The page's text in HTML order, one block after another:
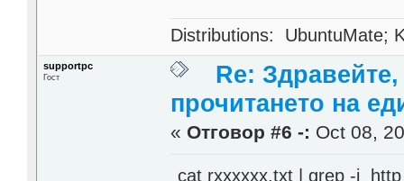
Distributions: UbuntuMate;
supportpc
Гост
Re:
прочитането на
« Отговор #6 -: Oct 08,
cat rxxxxxx.txt | grep -i